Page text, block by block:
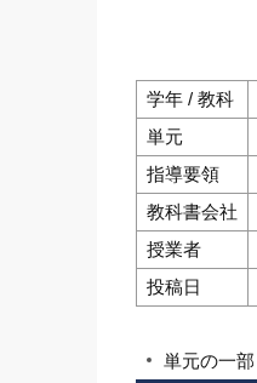
学年 / 教科
単元
指導要領
教科書会社
授業者
投稿日
単元の一部